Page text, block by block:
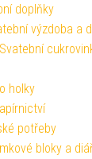
doplňky
výzdoba a
Svatební
holky
potřeby
bloky a